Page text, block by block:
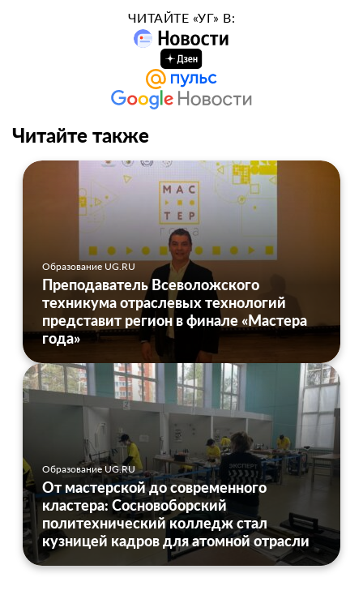
ЧИТАЙТЕ «УГ» В:
Читайте также
Образование UG.RU
Преподаватель Всеволожского
техникума отраслевых технологий
представит регион в финале «Мастера
года»
Образование UG.RU
От мастерской до современного
кластера: Сосновоборский
политехнический колледж стал
кузницей кадров для атомной отрасли